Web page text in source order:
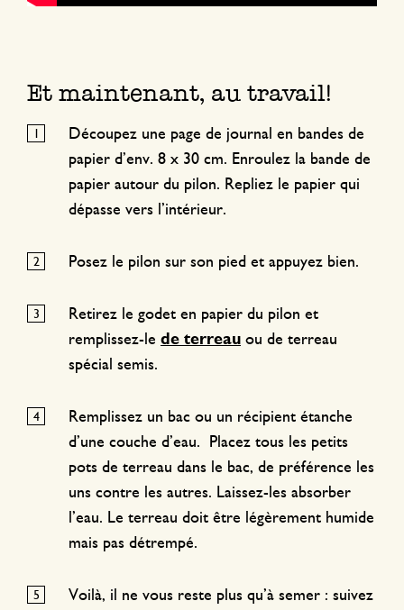
Et maintenant, au travail!
Découpez une page de journal en bandes de
papier d’env. 8 x 30 cm. Enroulez la bande de
papier autour du pilon. Repliez le papier qui
dépasse vers l’intérieur.
Posez le pilon sur son pied et appuyez bien.
Retirez le godet en papier du pilon et
remplissez-le de terreau ou de terreau
spécial semis.
Remplissez un bac ou un récipient étanche
d’une couche d’eau. Placez tous les petits
pots de terreau dans le bac, de préférence les
uns contre les autres. Laissez-les absorber
l’eau. Le terreau doit être légèrement humide
mais pas détrempé.
Voilà, il ne vous reste plus qu’à semer : suivez